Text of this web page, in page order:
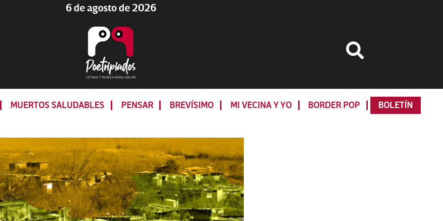
6 de agosto de 2026
LETRAS
Y
PARA
VOLAR
MUERTOS SALUDABLES PENSAR BREVÍSIMO MI VECINA Y YO BORDER POP BOLETÍN